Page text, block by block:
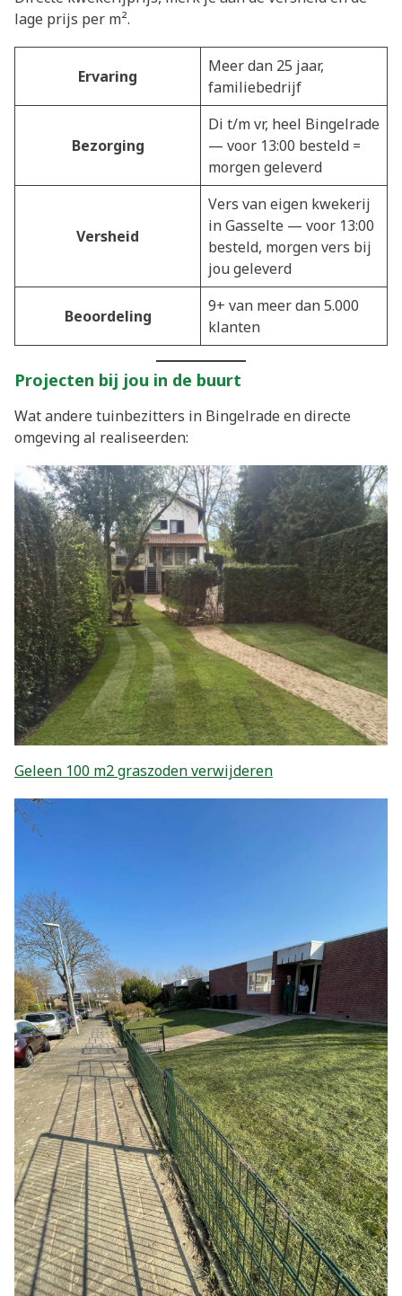
lage prijs per m².
Ervaring
Meer dan 25 jaar,
familiebedrijf
Bezorging
Di t/m vr, heel Bingelrade
— voor 13:00 besteld =
morgen geleverd
Versheid
Vers van eigen kwekerij
in Gasselte — voor 13:00
besteld, morgen vers bij
jou geleverd
Beoordeling
9+ van meer dan 5.000
klanten
Projecten bij jou in de buurt
Wat andere tuinbezitters in Bingelrade en directe
omgeving al realiseerden:
Geleen 100 m2 graszoden verwijderen